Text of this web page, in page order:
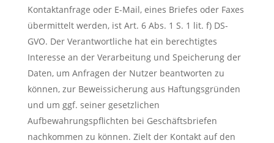
Kontaktanfrage oder E-Mail, eines Briefes oder Faxes
übermittelt werden, ist Art. 6 Abs. 1 S. 1 lit. f) DS-
GVO. Der Verantwortliche hat ein berechtigtes
Interesse an der Verarbeitung und Speicherung der
Daten, um Anfragen der Nutzer beantworten zu
können, zur Beweissicherung aus Haftungsgründen
und um ggf. seiner gesetzlichen
Aufbewahrungspflichten bei Geschäftsbriefen
nachkommen zu können. Zielt der Kontakt auf den